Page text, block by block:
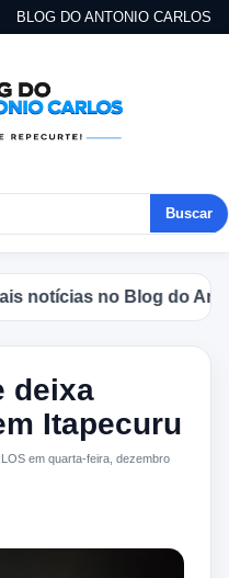
BLOG DO ANTONIO CARLOS
Buscar
no Blog do
deixa
Itapecuru
em quarta-feira, dezembro